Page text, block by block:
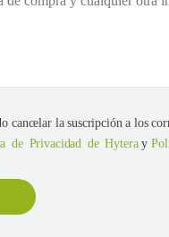
la suscripción a los
de Privacidad de Hyteray